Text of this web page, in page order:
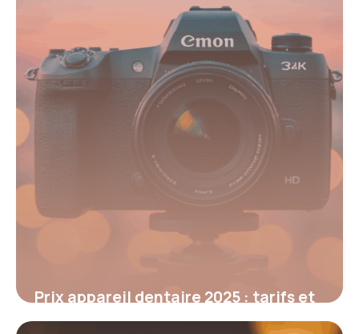
Prix appareil dentaire 2025 : tarifs et
conseils essentiels